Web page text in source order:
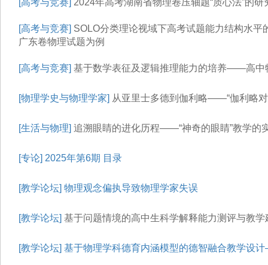
[高考与竞赛] 2024年高考湖南省物理卷压轴题“质心法”的研
[高考与竞赛] SOLO分类理论视域下高考试题能力结构水
广东卷物理试题为例
[高考与竞赛] 基于数学表征及逻辑推理能力的培养——高中
[物理学史与物理学家] 从亚里士多德到伽利略——“伽利略
[生活与物理] 追溯眼睛的进化历程——“神奇的眼睛”教学的
[专论] 2025年第6期 目录
[教学论坛] 物理观念偏执导致物理学家失误
[教学论坛] 基于问题情境的高中生科学解释能力测评与教学
[教学论坛] 基于物理学科德育内涵模型的德智融合教学设